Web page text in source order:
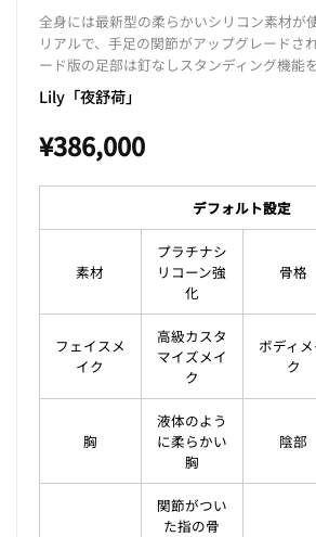
全身には最新型の柔らかいシリコン素材が
リアルで、手足の関節がアップグレードさ
ード版の足部は釘なしスタンディング機能
Lily「夜舒荷」
¥386,000
デフォルト設定
素材
プラチナシ
リコーン強
化
骨格
フェイスメ
イク
高級カスタ
マイズメイ
ク
ボディメ
ク
胸
液体のよう
に柔らかい
胸
陰部
関節がつい
た指の骨